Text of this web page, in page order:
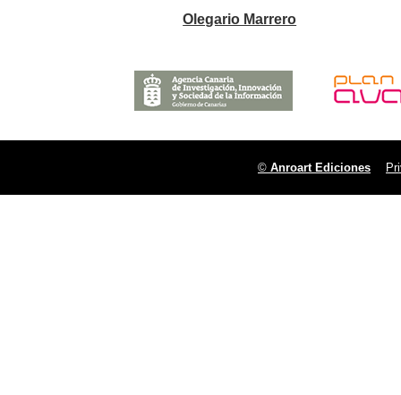
Olegario Marrero
© Anroart Ediciones